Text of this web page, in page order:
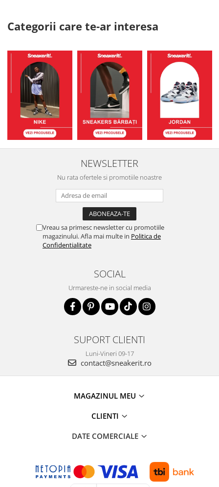
Categorii care te-ar interesa
NEWSLETTER
Nu rata ofertele si promotiile noastre
Vreau sa primesc newsletter cu promotiile
magazinului. Afla mai multe in Politica de
Confidentialitate
SOCIAL
Urmareste-ne in social media
SUPORT CLIENTI
Luni-Vineri 09-17
contact@sneakerit.ro
MAGAZINUL MEU
CLIENTI
DATE COMERCIALE